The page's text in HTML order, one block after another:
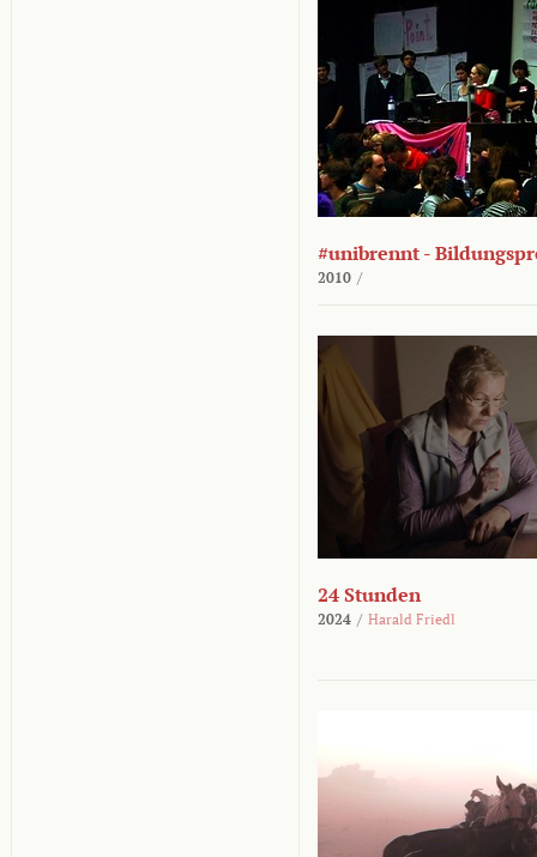
#unibrennt -
2010 /
24 Stunden
2024 / Harald Friedl